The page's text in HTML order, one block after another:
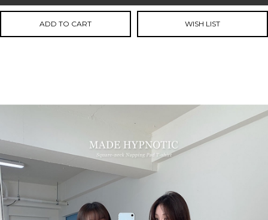
ADD TO CART WISH LIST